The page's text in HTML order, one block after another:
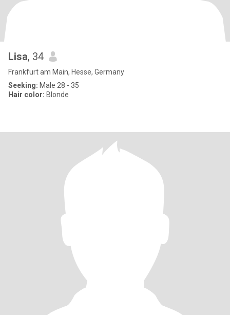
Lisa, 34
Frankfurt am Main, Hesse, Germany
Seeking: Male 28 - 35
Hair color: Blonde